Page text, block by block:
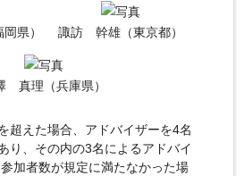
県） 諏訪 幹雄（東京都）
真理（兵庫県）
超えた場合、アドバイザーを4名
り、その内の3名によるアドバイ
加者数が規定に満たなかった場